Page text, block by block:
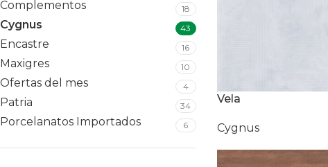
Complementos 18
Cygnus 43
Encastre 16
Maxigres 10
Ofertas del mes 4
Patria 34
Porcelanatos Importados 6
Vela
Cygnus